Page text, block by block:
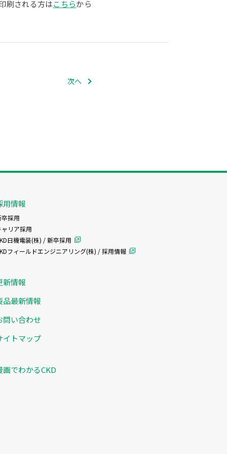
刷される方はこちらから
次へ
用情報
採用
リア採用
日機電装(株) / 新卒採用
フィールドエンジニアリング(株) / 採用情報
新情報
品最新情報
問い合わせ
イトマップ
画でわかるCKD